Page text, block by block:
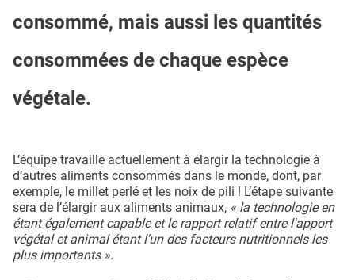
consommé, mais aussi les quantités
consommées de chaque espèce
végétale.
L’équipe travaille actuellement à élargir la technologie à
d’autres aliments consommés dans le monde, dont, par
exemple, le millet perlé et les noix de pili ! L’étape suivante
sera de l’élargir aux aliments animaux, « la technologie en
étant également capable et le rapport relatif entre l'apport
végétal et animal étant l'un des facteurs nutritionnels les
plus importants ».